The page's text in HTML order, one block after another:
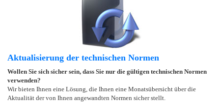
Aktualisierung der technischen Normen
Wollen Sie sich sicher sein, dass Sie nur die gültigen technischen Normen
verwenden?
Wir bieten Ihnen eine Lösung, die Ihnen eine Monatsübersicht über die
Aktualität der von Ihnen angewandten Normen sicher stellt.